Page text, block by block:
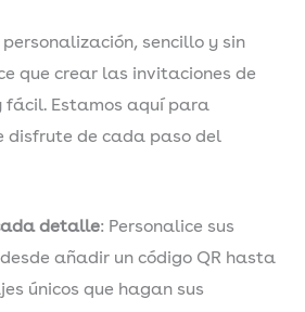
sencillo y sin
que crear las invitaciones de
fácil. Estamos aquí para
disfrute de cada paso del
detalle: Personalice sus
añadir un código QR hasta
únicos que hagan sus